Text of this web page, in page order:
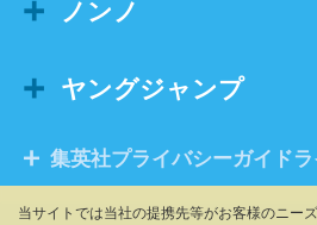
当サイトでは当社の提携先等がお客様のニー
ノンノ
ヤングジャンプ
集英社プライバシーガイド